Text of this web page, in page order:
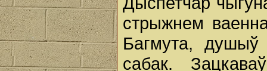
стрыжнем
Багмута, душыў
сабак.